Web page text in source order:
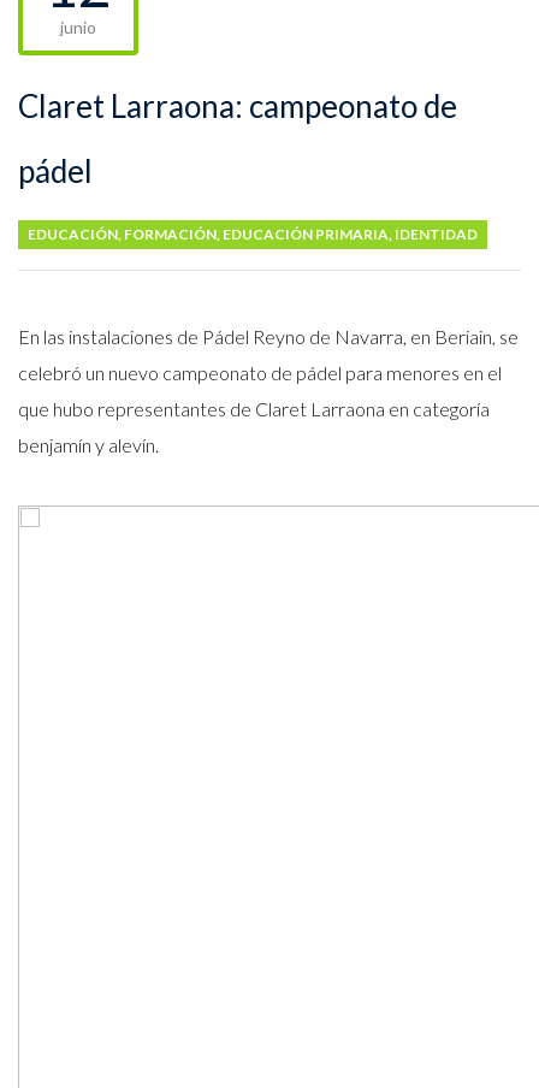
junio
Claret Larraona: campeonato de
pádel
EDUCACIÓN, FORMACIÓN, EDUCACIÓN PRIMARIA, IDENTIDAD
En las instalaciones de Pádel Reyno de Navarra, en Beriain, se
celebró un nuevo campeonato de pádel para menores en el
que hubo representantes de Claret Larraona en categoría
benjamín y alevín.